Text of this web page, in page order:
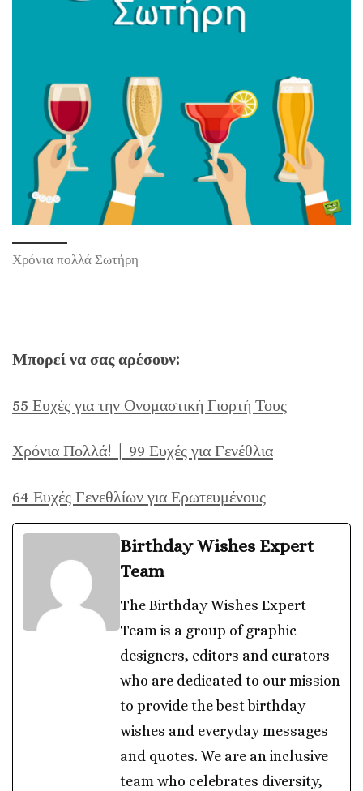
Χρόνια πολλά Σωτήρη
Μπορεί να σας αρέσουν:
55 Ευχές για την Ονομαστική Γιορτή Τους
Χρόνια Πολλά! | 99 Ευχές για Γενέθλια
64 Ευχές Γενεθλίων για Ερωτευμένους
Birthday Wishes Expert
Team
The Birthday Wishes Expert
Team is a group of graphic
designers, editors and curators
who are dedicated to our mission
to provide the best birthday
wishes and everyday messages
and quotes. We are an inclusive
team who celebrates diversity,